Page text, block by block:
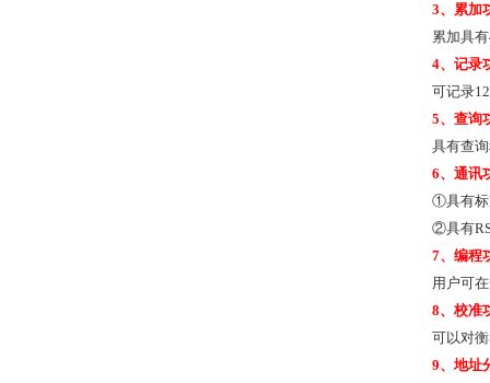
3、累加
累加具
4、记录
可记录
5、查询
具有查
6、通讯
①具有
②具有
7、编程
用户可
8、校准
可以对
9、地址